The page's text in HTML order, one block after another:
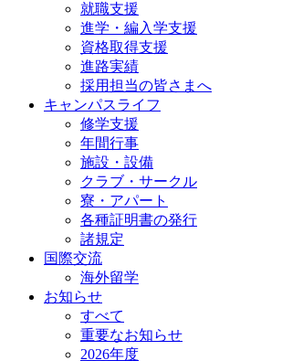
就職支援
進学・編入学支援
資格取得⽀援
進路実績
採用担当の皆さまへ
キャンパスライフ
修学支援
年間行事
施設・設備
クラブ・サークル
寮・アパート
各種証明書の発⾏
諸規定
国際交流
海外留学
お知らせ
すべて
重要なお知らせ
2026年度